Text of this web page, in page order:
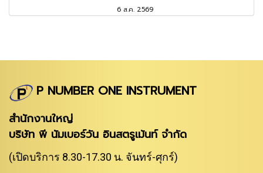
6 ส.ค. 2569
P NUMBER ONE INSTRUMENT
สำนักงานใหญ่
บริษัท พี นัมเบอร์วัน อินสตรูเม้นท์ จำกัด
(เปิดบริการ 8.30-17.30 น. จันทร์-ศุกร์)